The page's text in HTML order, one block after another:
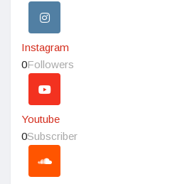
Instagram
0Followers
Youtube
0Subscriber